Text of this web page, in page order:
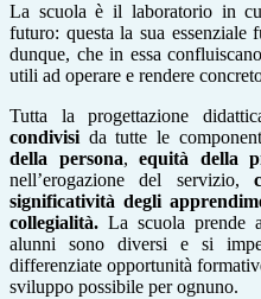
La scuola è il laboratorio in
futuro: questa la sua essenziale
dunque, che in essa
utili ad operare e rendere
Tutta la progettazione
condivisi da tutte le
della persona, equità della
nell’erogazione del servizio,
significatività degli
collegialità. La scuola prende
alunni sono diversi e si
differenziate opportunità
sviluppo possibile per ognuno.